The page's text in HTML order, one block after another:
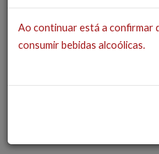
Adega
Viosinho
Branco
VINHO REGIONAL ALENTEJANO
Ao continuar está a confirmar
consumir bebidas alcoólicas.